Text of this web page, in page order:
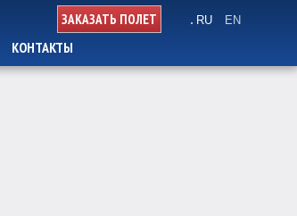
ЗАКАЗАТЬ ПОЛЕТ RU EN
КОНТАКТЫ